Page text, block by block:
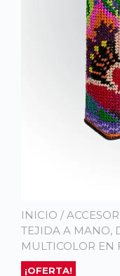
INICIO /
TEJIDA A MANO,
MULTICOLOR
¡OFERTA!